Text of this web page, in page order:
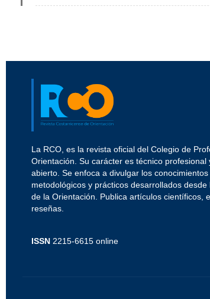
La RCO, es la revista oficial del Colegio de
Orientación. Su carácter es técnico profesional
abierto. Se enfoca a divulgar los conocimientos
metodológicos y prácticos desarrollados desde
de la Orientación. Publica artículos científicos,
reseñas.
ISSN 2215-6615 online